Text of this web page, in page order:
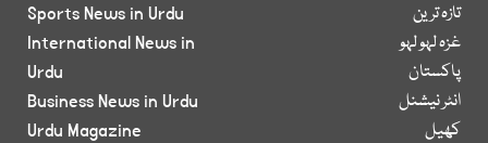
تازہ ترین
غزہ لہو لہو
پاکستان
انٹر نیشنل
کھیل
Sports News in Urdu
International News in
Urdu
Business News in Urdu
Urdu Magazine